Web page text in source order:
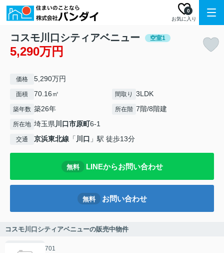
お気に入り
0
コスモ川口シティアベニュー 空室1
5,290万円
価格 5,290万円
面積 70.16㎡ 間取り 3LDK
築年数 築26年 所在階 7階/8階建
所在地 埼玉県川口市原町6-1
交通 京浜東北線 「 川口 」駅 徒歩13分
無料 LINEからお問い合わせ
無料 お問い合わせ
コスモ川口シティアベニューの販売中物件
701